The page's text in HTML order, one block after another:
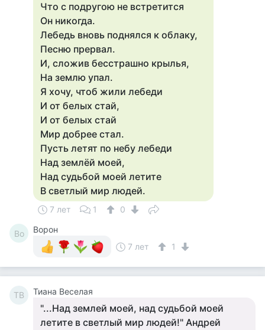
Что с подругою не встретится
Он никогда.
Лебедь вновь поднялся к облаку,
Песню прервал.
И, сложив бесстрашно крылья,
На землю упал.
Я хочу, чтоб жили лебеди
И от белых стай,
И от белых стай
Мир добрее стал.
Пусть летят по небу лебеди
Над землёй моей,
Над судьбой моей летите
В светлый мир людей.
7 лет 1 0
Во
Ворон
7 лет
1
ТВ Тиана Веселая
"...Над землей моей, над судьбой моей
летите в светлый мир людей!" Андрей